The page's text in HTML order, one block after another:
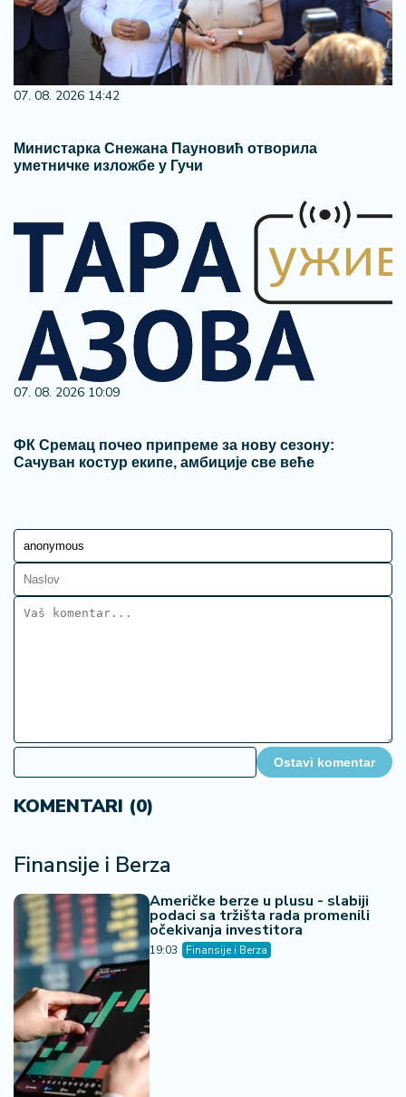
07. 08. 2026 14:42
Министарка Снежана Пауновић отворила
уметничке изложбе у Гучи
07. 08. 2026 10:09
ФК Сремац почео припреме за нову сезону:
Сачуван костур екипе, амбиције све веће
Ostavi komentar
KOMENTARI (0)
Finansije i Berza
Američke berze u plusu - slabiji
podaci sa tržišta rada promenili
očekivanja investitora
19:03 Finansije i Berza